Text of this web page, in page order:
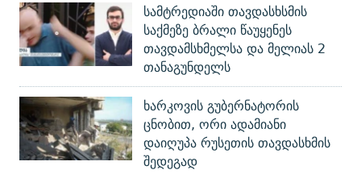
სამტრედიაში თავდასხსმის
საქმეზე ბრალი წაუყენეს
თავდამსხმელსა და მელიას 2
თანაგუნდელს
ხარკოვის გუბერნატორის
ცნობით, ორი ადამიანი
დაიღუპა რუსეთის თავდასხმის
შედეგად